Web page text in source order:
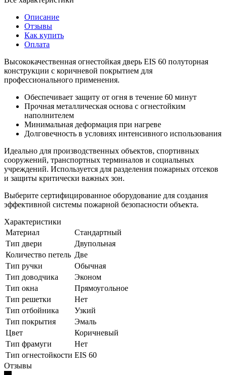
Описание
Отзывы
Как купить
Оплата
Высококачественная огнестойкая дверь EIS 60 полуторная
конструкции с коричневой покрытием для
профессионального применения.
Обеспечивает защиту от огня в течение 60 минут
Прочная металлическая основа с огнестойким
наполнителем
Минимальная деформация при нагреве
Долговечность в условиях интенсивного использования
Идеально для производственных объектов, спортивных
сооружений, транспортных терминалов и социальных
учреждений. Используется для разделения пожарных отсеков
и защиты критически важных зон.
Выберите сертифицированное оборудование для создания
эффективной системы пожарной безопасности объекта.
Характеристики
Материал
Стандартный
Тип двери
Двупольная
Количество петель Две
Тип ручки
Обычная
Тип доводчика
Эконом
Тип окна
Прямоугольное
Тип решетки
Нет
Тип отбойника
Узкий
Тип покрытия
Эмаль
Цвет
Коричневый
Тип фрамуги
Нет
Тип огнестойкости EIS 60
Отзывы